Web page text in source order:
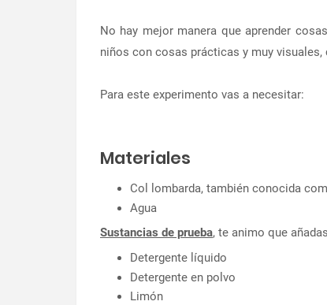
No hay mejor manera que aprender
niños con cosas prácticas y muy
Para este experimento vas a necesitar:
Materiales
Col lombarda, también conocida
Agua
Sustancias de prueba, te animo que
Detergente líquido
Detergente en polvo
Limón